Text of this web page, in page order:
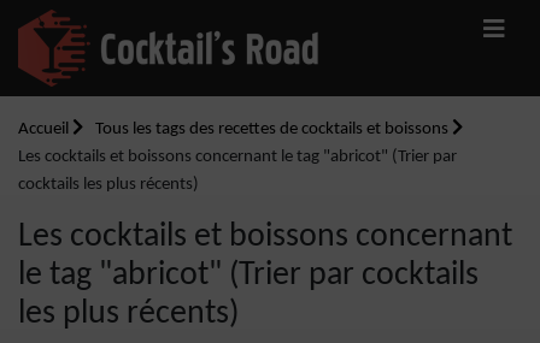
Accueil
Tous les tags des recettes de cocktails et boissons
Les cocktails et boissons concernant le tag "abricot" (Trier par
cocktails les plus récents)
Les cocktails et boissons concernant
le tag "abricot" (Trier par cocktails
les plus récents)